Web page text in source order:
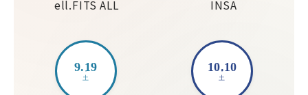
ell.FITS ALL
INSA
9.19
土
10.10
土